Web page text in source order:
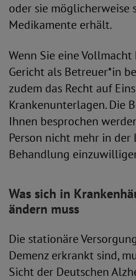
oder sie möglicherweise
Medikamente erhält.
Wenn Sie eine
Gericht als Betreuer*in
zudem das Recht auf
Krankenunterlagen. Die
Ihnen besprochen
Person nicht mehr in der
Behandlung
Was sich in
ändern muss
Die stationäre
Demenz erkrankt sind,
Sicht der Deutschen